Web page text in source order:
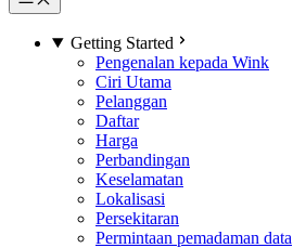
Getting Started
Pengenalan kepada Wink
Ciri Utama
Pelanggan
Daftar
Harga
Perbandingan
Keselamatan
Lokalisasi
Persekitaran
Permintaan pemadaman data